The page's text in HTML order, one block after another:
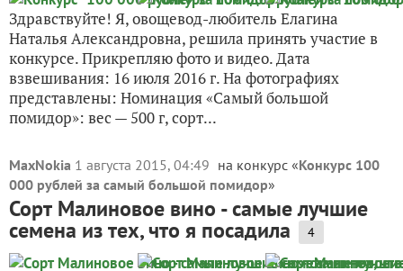
Здравствуйте! Я, овощевод-любитель Елагина
Наталья Александровна, решила принять участие в
конкурсе. Прикрепляю фото и видео. Дата
взвешивания: 16 июля 2016 г. На фотографиях
представлены: Номинация «Самый большой
помидор»: вес — 500 г, сорт...
MaxNokia 1 августа 2015, 04:49 на конкурс «Конкурс 100
000 рублей за самый большой помидор»
Сорт Малиновое вино - самые лучшие
семена из тех, что я посадила 4